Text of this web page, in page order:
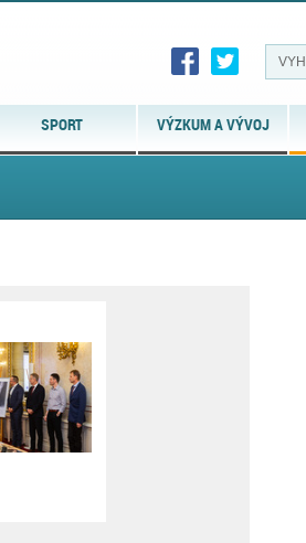
SPORT VÝZKUM A VÝVOJ